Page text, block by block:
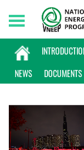
NEWS
DOCUMENTS
Saturday, 08/08/2026 |
KEYWORD: